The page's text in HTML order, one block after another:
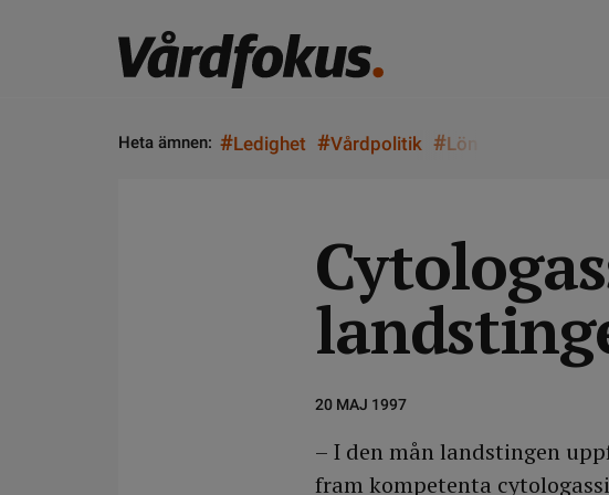
Heta ämnen: #Ledighet #Vårdpolitik #Lön
20 MAJ 1997
– I den mån landstingen
fram kompetenta